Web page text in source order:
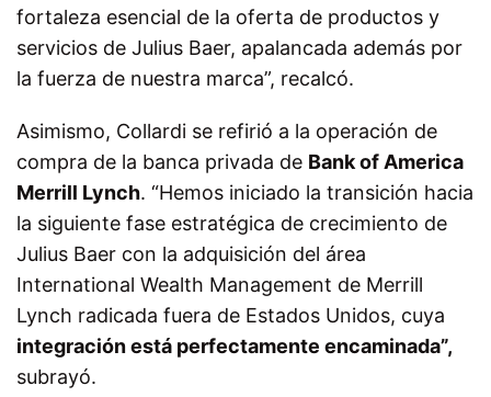
fortaleza esencial de la oferta de productos y
servicios de Julius Baer, apalancada además por
la fuerza de nuestra marca”, recalcó.
Asimismo, Collardi se refirió a la operación de
compra de la banca privada de Bank of America
Merrill Lynch. “Hemos iniciado la transición hacia
la siguiente fase estratégica de crecimiento de
Julius Baer con la adquisición del área
International Wealth Management de Merrill
Lynch radicada fuera de Estados Unidos, cuya
integración está perfectamente encaminada”,
subrayó.